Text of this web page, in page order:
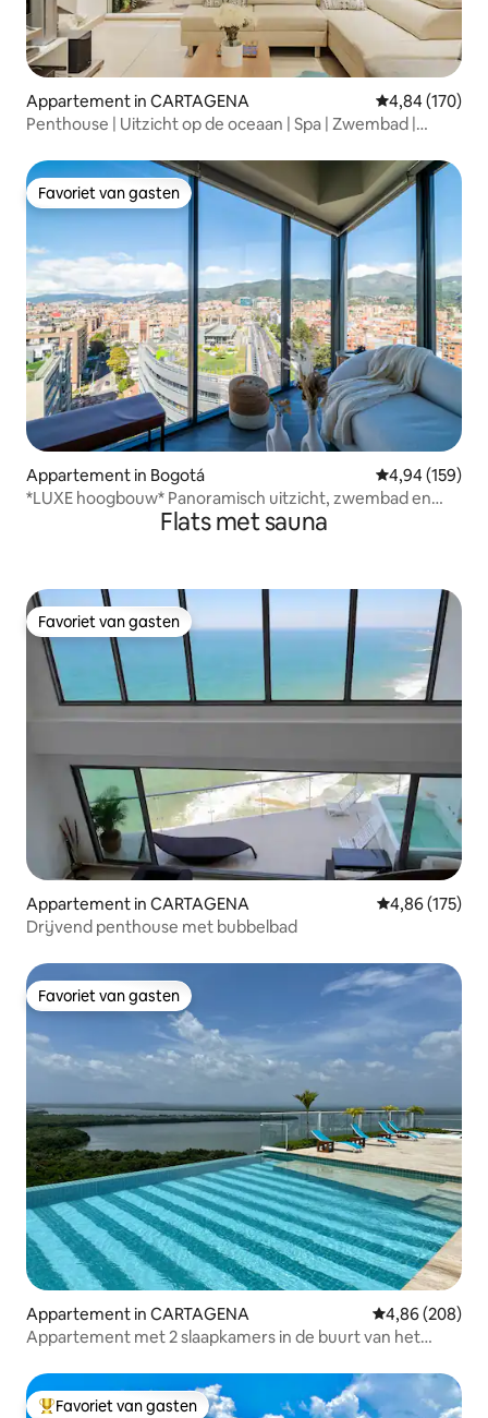
Appartement in CARTAGENA Gemiddelde
4,84 (170)
Penthouse | Uitzicht op de oceaan | Spa | Zwembad |
Favoriet van gasten
Favoriet van gasten
Appartement in Bogotá Gemiddelde
4,94 (159)
*LUXE hoogbouw* Panoramisch uitzicht, zwembad en
parkeergelegenheidFlats met sauna
Favoriet van gasten
Favoriet van gasten
Appartement in CARTAGENA Gemiddelde
4,86 (175)
Drijvend penthouse met bubbelbad
Favoriet van gasten
Favoriet van gasten
Appartement in CARTAGENA Gemiddelde
4,86 (208)
Appartement met 2 slaapkamers in de buurt van het
Favoriet van gasten